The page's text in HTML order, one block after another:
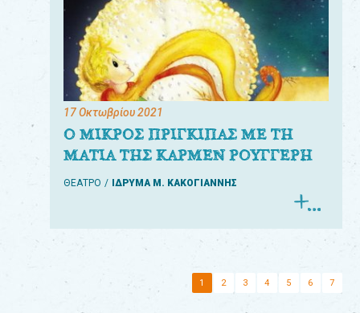
17 Οκτωβρίου 2021
Ο ΜΙΚΡΟΣ ΠΡΙΓΚΙΠΑΣ ΜΕ ΤΗ
ΜΑΤΙΑ ΤΗΣ ΚΑΡΜΕΝ ΡΟΥΓΓΕΡΗ
ΘΕΑΤΡΟ ΙΔΡΥΜΑ Μ. ΚΑΚΟΓΙΑΝΝΗΣ
1 2 3 4 5 6 7